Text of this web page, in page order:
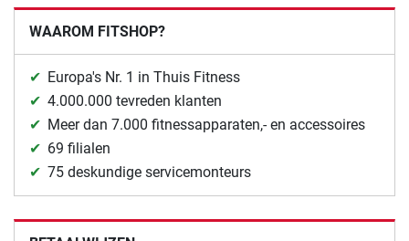
WAAROM FITSHOP?
Europa's Nr. 1 in Thuis Fitness
4.000.000 tevreden klanten
Meer dan 7.000 fitnessapparaten,- en accessoires
69 filialen
75 deskundige servicemonteurs